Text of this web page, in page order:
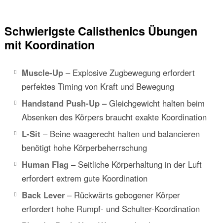
Schwierigste Calisthenics Übungen
mit Koordination
Muscle-Up– Explosive Zugbewegung erfordert
perfektes Timing von Kraft und Bewegung
Handstand Push-Up– Gleichgewicht halten beim
Absenken des Körpers braucht exakte Koordination
L-Sit – Beine waagerecht halten und balancieren
benötigt hohe Körperbeherrschung
Human Flag – Seitliche Körperhaltung in der Luft
erfordert extrem gute Koordination
Back Lever– Rückwärts gebogener Körper
erfordert hohe Rumpf- und Schulter-Koordination